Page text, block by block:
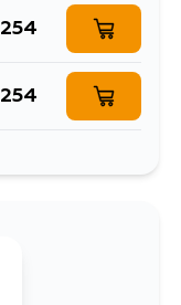
254
254